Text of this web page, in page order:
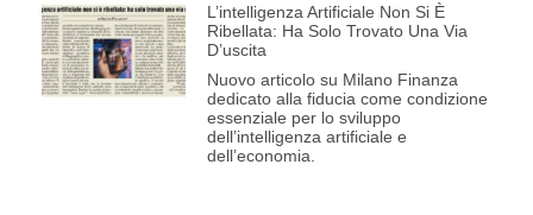
L’intelligenza Artificiale Non Si È
Ribellata: Ha Solo Trovato Una Via
D’uscita
Nuovo articolo su Milano Finanza
dedicato alla fiducia come condizione
essenziale per lo sviluppo
dell’intelligenza artificiale e
dell’economia.